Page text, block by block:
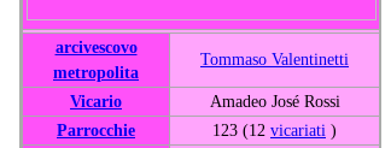
arcivescovo
metropolita
Tommaso Valentinetti
Vicario
Amadeo José Rossi
Parrocchie
123 (12 vicariati )